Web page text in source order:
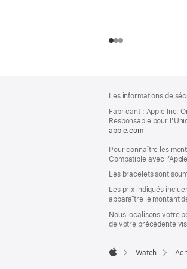
de
page
de
bas
de
page
Les informations de
Fabricant : Apple Inc.
Responsable pour
apple.com(s’ouvre
une
nouvelle
Pour connaître les
Compatible avec
Les bracelets sont
Les prix indiqués
apparaître le montant
Nous localisons votre
de votre précédente
Watch